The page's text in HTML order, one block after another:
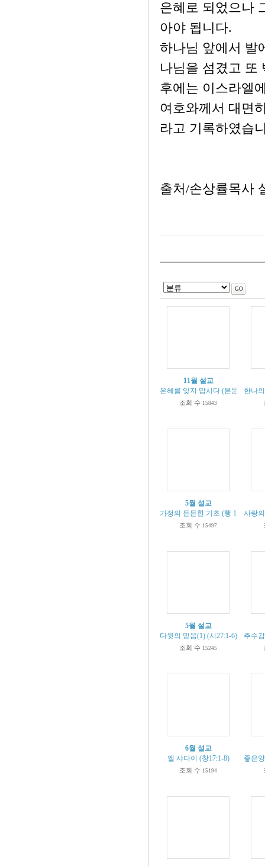
은혜로 되었으나
아야 됩니다.
하나님 앞에서 발
나님을 섬겼고 또
후에는 이스라엘
여호와께서 대면
라고 기록하였습
출처/손상률목사
11월 설교
은혜를 잊지 맙시다 (본문 시
조회 수 15843
한나
5월 설교
가정의 든든한 기초 (행 10:1-8)
조회 수 15497
사랑
5월 설교
다윗의 믿음(1) (시27:1-6)
조회 수 15245
추수
6월 설교
엘 샤다이 (창17:1-8)
조회 수 15194
좋은